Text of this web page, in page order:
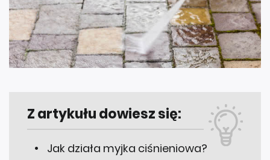
Z artykułu dowiesz się:
Jak działa myjka ciśnieniowa?